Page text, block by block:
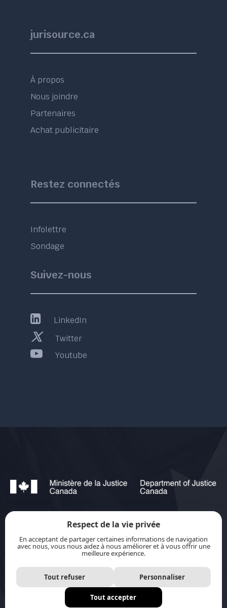
jurisource.ca
À propos
Nous joindre
Partenaires
Achat publicitaire
Restez connectés
Infolettre
Sondage
Suivez-nous
LinkedIn
Twitter
Youtube
jurisource.ca est financé par le ministère de la
Justice du Canada dans le cadre duPlan
d’action pour les langues officielles 2023-2028 :
Protection-promotion-collaboration.
Respect de la vie privée
En acceptant de partager certaines informations de navigation
avec nous, vous nous aidez à nous améliorer et à vous offrir une
meilleure expérience.
Tout refuser Personnaliser
Tout accepter